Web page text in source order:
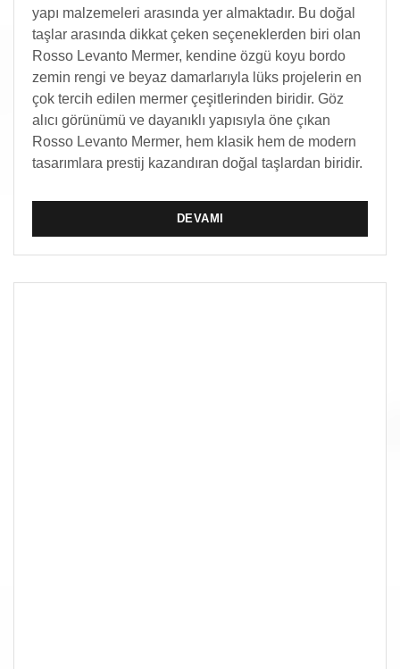
yapı malzemeleri arasında yer almaktadır. Bu doğal
taşlar arasında dikkat çeken seçeneklerden biri olan
Rosso Levanto Mermer, kendine özgü koyu bordo
zemin rengi ve beyaz damarlarıyla lüks projelerin en
çok tercih edilen mermer çeşitlerinden biridir. Göz
alıcı görünümü ve dayanıklı yapısıyla öne çıkan
Rosso Levanto Mermer, hem klasik hem de modern
tasarımlara prestij kazandıran doğal taşlardan biridir.
DEVAMI